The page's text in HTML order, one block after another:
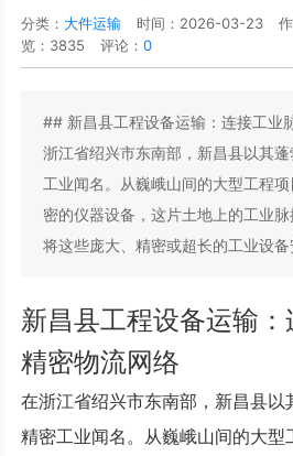
分类： 大件运输 时间：2026-03-23
览：3835
评论：0
## 新昌县工程设备运输：连接工业
浙江省绍兴市东南部，新昌县以其
工业闻名。从巍峨山间的大型工程
密的仪器设备，这片土地上的工业脉
将这些庞大、精密或超长的工业设
新昌县工程设备运输
精密物流网络
在浙江省绍兴市东南部，新昌县以
精密工业闻名。从巍峨山间的大型